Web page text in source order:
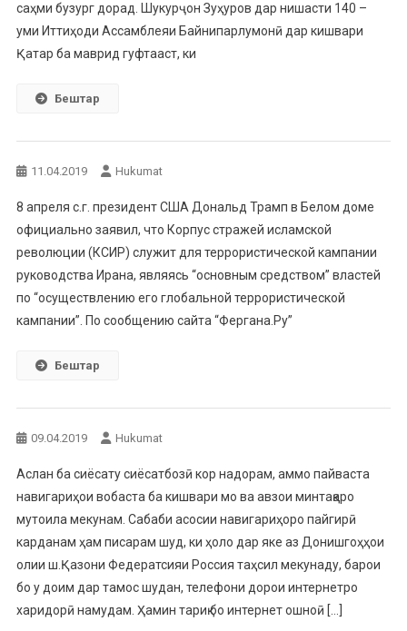
саҳми бузург дорад. Шукурҷон Зуҳуров дар нишасти 140 –
уми Иттиҳоди Ассамблеяи Байнипарлумонӣ дар кишвари
Қатар ба маврид гуфтааст, ки
Бештар
11.04.2019 Hukumat
8 апреля с.г. президент США Дональд Трамп в Белом доме
официально заявил, что Корпус стражей исламской
революции (КСИР) служит для террористической кампании
руководства Ирана, являясь “основным средством” властей
по “осуществлению его глобальной террористической
кампании”. По сообщению сайта “Фергана.Ру”
Бештар
09.04.2019 Hukumat
Аслан ба сиёсату сиёсатбозӣ кор надорам, аммо пайваста
навигариҳои вобаста ба кишвари мо ва авзои минтақаро
мутоила мекунам. Сабаби асосии навигариҳоро пайгирӣ
карданам ҳам писарам шуд, ки ҳоло дар яке аз Донишгоҳҳои
олии ш.Қазони Федератсияи Россия таҳсил мекунаду, барои
бо у доим дар тамос шудан, телефони дорои интернетро
харидорӣ намудам. Ҳамин тариқ бо интернет ошноӣ […]